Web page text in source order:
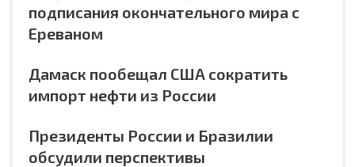
подписания окончательного мира с
Ереваном
Дамаск пообещал США сократить
импорт нефти из России
Президенты России и Бразилии
обсудили перспективы